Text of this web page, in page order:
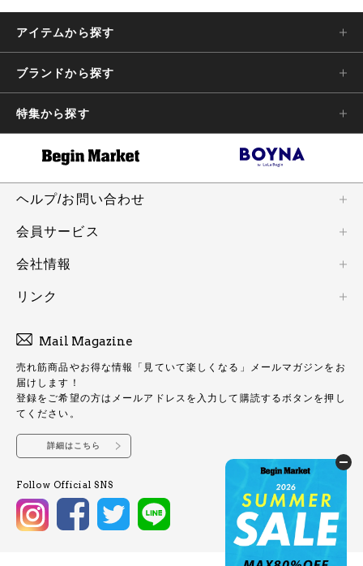
アイテムから探す
ブランドから探す
特集から探す
ヘルプ/お問い合わせ
会員サービス
会社情報
リンク
Mail Magazine
売れ筋商品やお得な情報「見ていて楽しくなる」メールマガジンをお
届けします！
登録をご希望の方はメールアドレスを入力して購読するボタンを押し
てください。
詳細はこちら
Follow Official SNS